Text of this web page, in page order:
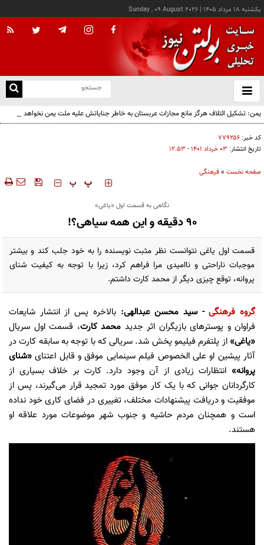
يکشنبه ۱۸ مرداد ۱۴۰۵ |
Sunday , 09 August 2026
باز
و
یمن: تشکیل ائتلاف هرگز مانع مجازات عربستان به خاطر جنایاتش علیه ملت یمن نخواهد شد
کد خبر: ۷۷۹۲۵۶
تاریخ انتشار: ۰۳ خرداد ۱۴۰۱ - ۱۲:۵۳
صفحه نخست »فرهنگی
‍‍‍ پ پ
نگاهی به قسمت اول «یاغی»
۹۰ دقیقه و این همه سیاهی؟!
قسمت اول یاغی نتوانست نظر مثبت نویسنده را به خود جلب کند و بیشتر
موجبات ناراحتی و ناامیدی مرا فراهم کرد، زیرا با توجه به کیفیت شنای
پروانه، توقع چیزی دیگر از محمد کارت داشتم.
گروه فرهنگی- سید محسن عبدالهی: بالاخره پس از انتشار شایعات
فراوان و پوستر‌های بازیگران اثر جدید محمد کارت، قسمت اول سریال
«یاغی» از پلتفرم فیلیمو پخش شد. سریالی که با توجه به سابقه کارت در
آثار پیشین او علی الخصوص فیلم سینمایی موفق و قابل اعتنای«شنای
پروانه» انتظارات زیادی از آن وجود دارد. کارت بر خلاف بسیاری از
کارگردانان جوانی که با یک کار موفق مورد تمجید قرار می‌گیرند، پس از
موفقیت و دریافت پیشنهادات مختلف، تغییری در فضای کاری خود نداده
است و همچنان مردم حاشیه و جنوب شهر موضوعات مورد علاقه او
هستند.